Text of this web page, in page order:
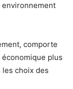
comporte
plus
choix des